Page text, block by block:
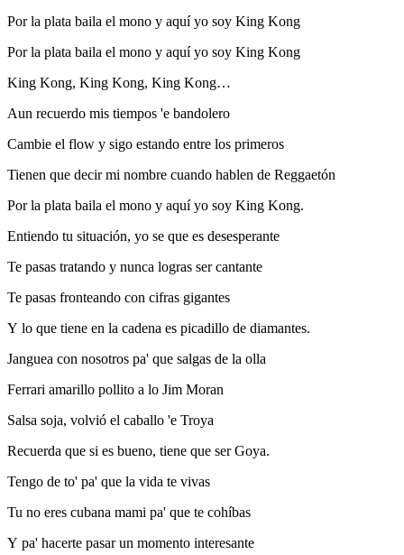
Por la plata baila el mono y aquí yo soy King Kong
Por la plata baila el mono y aquí yo soy King Kong
King Kong, King Kong, King Kong…
Aun recuerdo mis tiempos 'e bandolero
Cambie el flow y sigo estando entre los primeros
Tienen que decir mi nombre cuando hablen de Reggaetón
Por la plata baila el mono y aquí yo soy King Kong.
Entiendo tu situación, yo se que es desesperante
Te pasas tratando y nunca logras ser cantante
Te pasas fronteando con cifras gigantes
Y lo que tiene en la cadena es picadillo de diamantes.
Janguea con nosotros pa' que salgas de la olla
Ferrari amarillo pollito a lo Jim Moran
Salsa soja, volvió el caballo 'e Troya
Recuerda que si es bueno, tiene que ser Goya.
Tengo de to' pa' que la vida te vivas
Tu no eres cubana mami pa' que te cohíbas
Y pa' hacerte pasar un momento interesante